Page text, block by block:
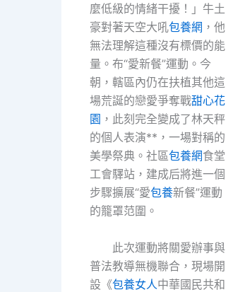
麼低級的情緒干擾！」牛土
豪對著天空大吼包養網 ，他
無法理解這種沒有標價的能
量。布“愛新餐”運動。今
朝，轄區內仍在扶植其他這
場荒誕的戀愛爭奪戰甜心花
園 ，此刻完全變成了林天秤
的個人表演**，一場對稱的
美學祭典。社區包養網食堂
工會驛站，建成后將進一個
步驟擴展“愛包養新餐”運動
的籠罩范圍。
此次運動將關愛辦事與
普法教導無機聯合，現場開
設《包養女人中華國民共和